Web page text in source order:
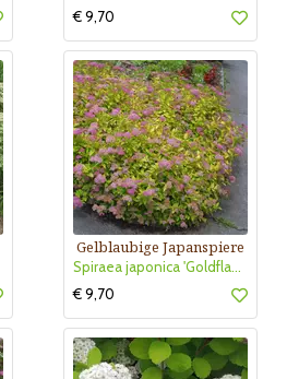
€ 9,70
Gelblaubige Japanspiere
Spiraea japonica 'Goldflame'
€ 9,70